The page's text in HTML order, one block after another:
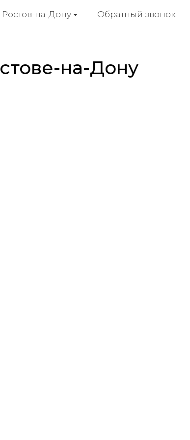
Ростов-на-Дону Обратный звонок
на-Дону